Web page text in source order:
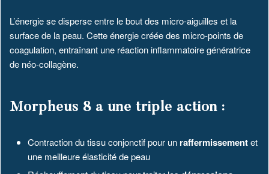
L’énergie se disperse entre le bout des micro-aiguilles et la
surface de la peau. Cette énergie créée des micro-points de
coagulation, entraînant une réaction inflammatoire génératrice
de néo-collagène.
Morpheus 8 a une triple action :
Contraction du tissu conjonctif pour un raffermissementet
une meilleure élasticité de peau